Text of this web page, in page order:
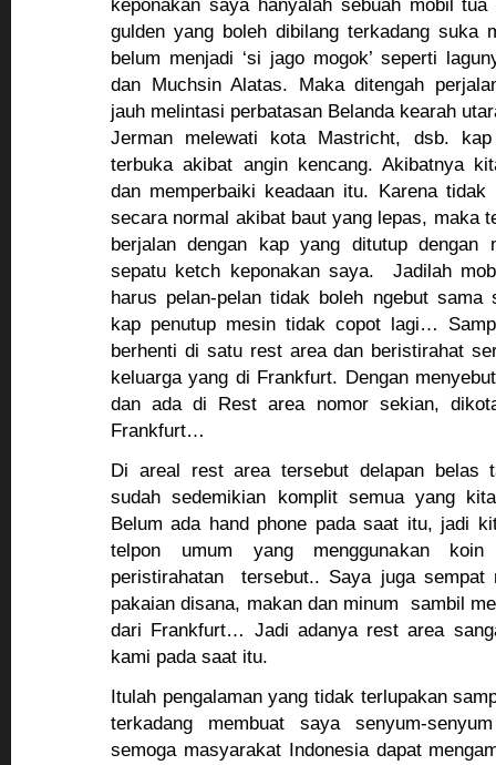
keponakan saya hanyalah sebuah mobil
gulden yang boleh dibilang terkadang suka
belum menjadi ‘si jago mogok’ seperti
dan Muchsin Alatas. Maka ditengah
jauh melintasi perbatasan Belanda kearah
Jerman melewati kota Mastricht, dsb.
terbuka akibat angin kencang. Akibatnya
dan memperbaiki keadaan itu. Karena tidak
secara normal akibat baut yang lepas, maka
berjalan dengan kap yang ditutup dengan
sepatu ketch keponakan saya. Jadilah
harus pelan-pelan tidak boleh ngebut sama
kap penutup mesin tidak copot lagi…
berhenti di satu rest area dan beristirahat
keluarga yang di Frankfurt. Dengan
dan ada di Rest area nomor sekian,
Frankfurt…
Di areal rest area tersebut delapan belas
sudah sedemikian komplit semua yang
Belum ada hand phone pada saat itu, jadi
telpon umum yang menggunakan
peristirahatan tersebut.. Saya juga sempat
pakaian disana, makan dan minum sambil
dari Frankfurt… Jadi adanya rest area
kami pada saat itu.
Itulah pengalaman yang tidak terlupakan
terkadang membuat saya senyum-
semoga masyarakat Indonesia dapat